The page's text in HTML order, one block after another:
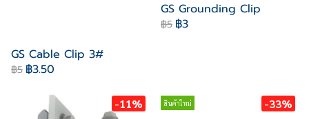
GS Cable Clip 3#
฿5 ฿3.50
GS Grounding Clip
฿5 ฿3
-11% สินค้าใหม่ -33%